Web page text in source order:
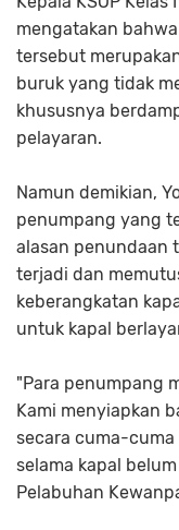
mengatakan
tersebut
buruk yang tidak
khususnya
pelayaran.
Namun demikian,
penumpang yang
alasan penundaan
terjadi dan
keberangkatan
untuk kapal
"Para penumpang
Kami menyiapkan
secara cuma-
selama kapal
Pelabuhan